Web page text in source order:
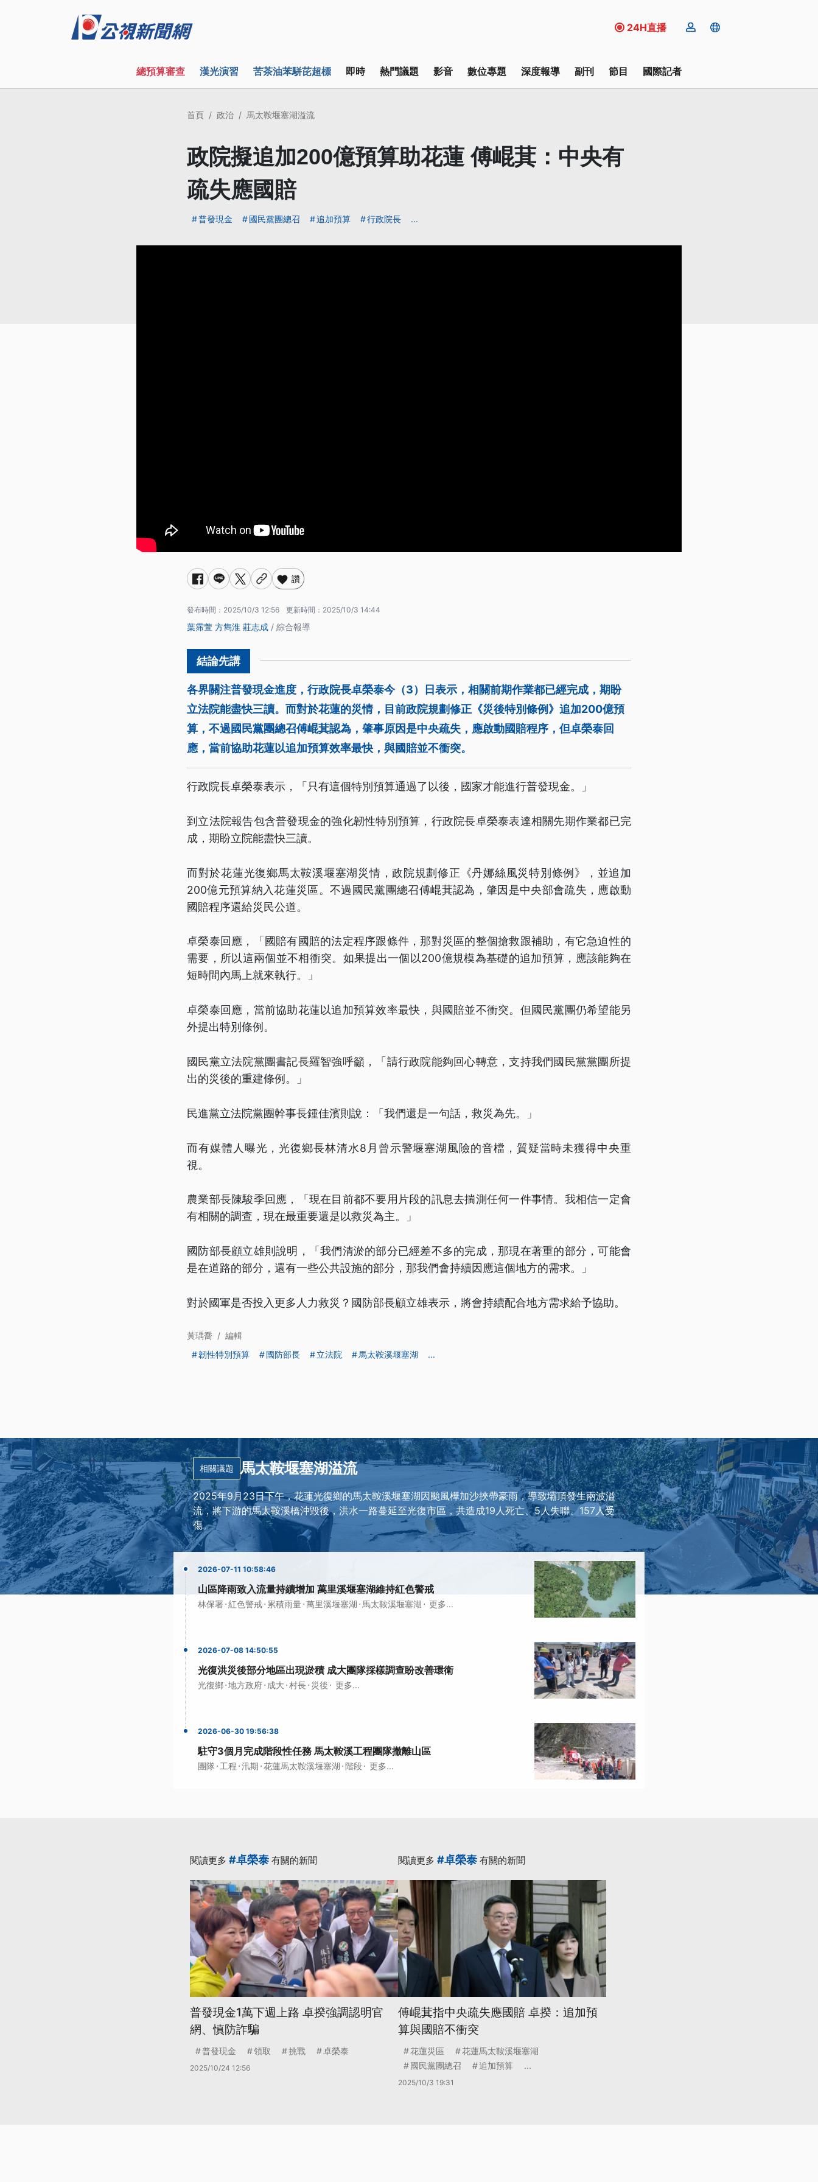
24H直播
總預算審查 漢光演習 苦茶油苯駢芘超標 即時 熱門議題 影音 數位專題 深度報導 副刊 節目 國際記者
首頁 政治 馬太鞍堰塞湖溢流
政院擬追加200億預算助花蓮 傅崐萁：中央有
疏失應國賠
普發現金 國民黨團總召 追加預算 行政院長 ...
讚
發布時間： 2025/10/3 12:56 更新時間： 2025/10/3 14:44
葉霈萱 方雋淮 莊志成 / 綜合報導
各界關注普發現金進度，行政院長卓榮泰今（3）日表示，相關前期作業都已經完成，期盼
立法院能盡快三讀。而對於花蓮的災情，目前政院規劃修正《災後特別條例》追加200億預
算，不過國民黨團總召傅崐萁認為，肇事原因是中央疏失，應啟動國賠程序，但卓榮泰回
應，當前協助花蓮以追加預算效率最快，與國賠並不衝突。
行政院長卓榮泰表示，「只有這個特別預算通過了以後，國家才能進行普發現金。」
到立法院報告包含普發現金的強化韌性特別預算，行政院長卓榮泰表達相關先期作業都已完
成，期盼立院能盡快三讀。
而對於花蓮光復鄉馬太鞍溪堰塞湖災情，政院規劃修正《丹娜絲風災特別條例》，並追加
200億元預算納入花蓮災區。不過國民黨團總召傅崐萁認為，肇因是中央部會疏失，應啟動
國賠程序還給災民公道。
卓榮泰回應，「國賠有國賠的法定程序跟條件，那對災區的整個搶救跟補助，有它急迫性的
需要，所以這兩個並不相衝突。如果提出一個以200億規模為基礎的追加預算，應該能夠在
短時間內馬上就來執行。」
卓榮泰回應，當前協助花蓮以追加預算效率最快，與國賠並不衝突。但國民黨團仍希望能另
外提出特別條例。
國民黨立法院黨團書記長羅智強呼籲，「請行政院能夠回心轉意，支持我們國民黨黨團所提
出的災後的重建條例。」
民進黨立法院黨團幹事長鍾佳濱則說：「我們還是一句話，救災為先。」
而有媒體人曝光，光復鄉長林清水8月曾示警堰塞湖風險的音檔，質疑當時未獲得中央重
視。
農業部長陳駿季回應，「現在目前都不要用片段的訊息去揣測任何一件事情。我相信一定會
有相關的調查，現在最重要還是以救災為主。」
國防部長顧立雄則說明，「我們清淤的部分已經差不多的完成，那現在著重的部分，可能會
是在道路的部分，還有一些公共設施的部分，那我們會持續因應這個地方的需求。」
對於國軍是否投入更多人力救災？國防部長顧立雄表示，將會持續配合地方需求給予協助。
黃瑀喬 / 編輯
韌性特別預算
國防部長 立法院 馬太鞍溪堰塞湖 ...
相關議題 馬太鞍堰塞湖溢流
2025年9月23日下午，花蓮光復鄉的馬太鞍溪堰塞湖因颱風樺加沙挾帶豪雨，導致壩頂發生兩波溢
流，將下游的馬太鞍溪橋沖毀後，洪水一路蔓延至光復市區，共造成19人死亡、5人失聯、157人受
傷。
2026-07-11 10:58:46
山區降雨致入流量持續增加 萬里溪堰塞湖維持紅色警戒
林保署 ·紅色警戒· 累積雨量·萬里溪堰塞湖 · 馬太鞍溪堰塞湖 · 更多...
2026-07-08 14:50:55
光復洪災後部分地區出現淤積 成大團隊採樣調查盼改善環衛
光復鄉·地方政府· 成大 ·村長· 災後 · 更多...
2026-06-30 19:56:38
駐守3個月完成階段性任務 馬太鞍溪工程團隊撤離山區
團隊· 工程 ·汛期 ·花蓮馬太鞍溪堰塞湖 ·階段· 更多...
閱讀更多 #卓榮泰 有關的新聞
普發現金1萬下週上路 卓揆強調認明官
網、慎防詐騙
普發現金 領取 挑戰 卓榮泰
2025/10/24 12:56
閱讀更多 #卓榮泰 有關的新聞
傅崐萁指中央疏失應國賠 卓揆：追加預
算與國賠不衝突
花蓮災區
花蓮馬太鞍溪堰塞湖
國民黨團總召
追加預算 ...
2025/10/3 19:31